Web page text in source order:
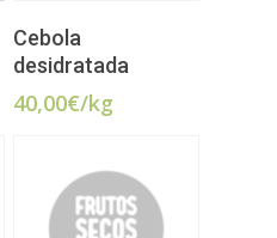
Cebola
desidratada
40,00€/kg